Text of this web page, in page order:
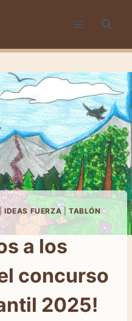
IDEAS FUERZA|TABLÓN
a los
concurso
2025!